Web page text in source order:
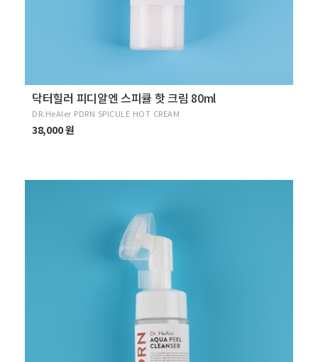
닥터힐러 피디알엔 스피큘 핫 크림 80ml
DR.HeAler PDRN SPICULE HOT CREAM
38,000 원